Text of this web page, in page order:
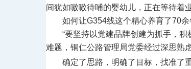
间犹如嗷嗷待哺的婴幼儿，正在等待着
如何让G354线这个精心养育了70
“要坚持以党建品牌创建为抓手，
难题，铜仁公路管理局党委经过深思熟
确定了思路，明确了目标，找准了